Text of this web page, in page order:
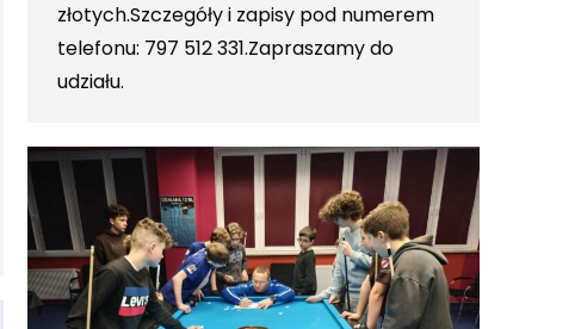
złotych.Szczegóły i zapisy pod numerem
telefonu: 797 512 331.Zapraszamy do
udziału.